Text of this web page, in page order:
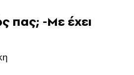
πας; -Με έχει